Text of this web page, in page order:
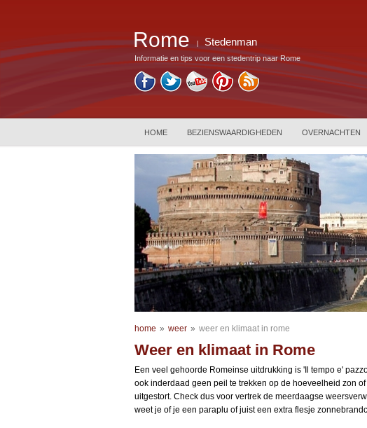
Rome Stedenman
Informatie en tips voor een stedentrip naar Rome
HOME BEZIENSWAARDIGHEDEN OVERNACHTEN
home » weer » weer en klimaat in rome
Weer en klimaat in Rome
Een veel gehoorde Romeinse uitdrukking is 'Il tempo e'
ook inderdaad geen peil te trekken op de hoeveelheid zon
uitgestort. Check dus voor vertrek de meerdaagse
weet je of je een paraplu of juist een extra flesje